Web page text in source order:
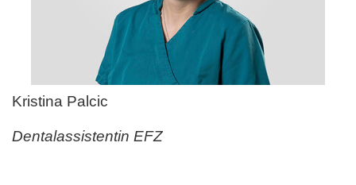
Kristina Palcic
Dentalassistentin EFZ